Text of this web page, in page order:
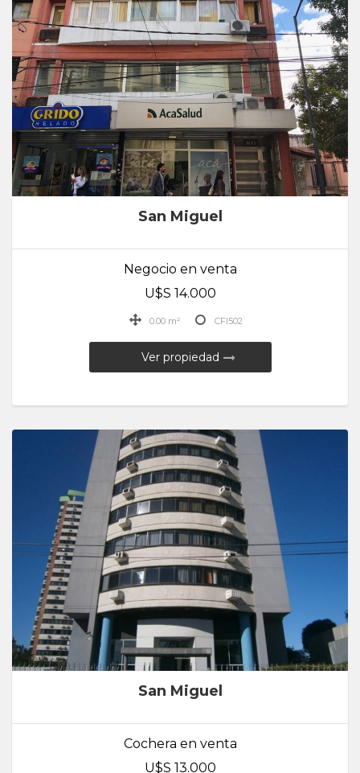
San Miguel
Negocio en venta
U$S 14.000
0.00 m² CFI502
Ver propiedad
San Miguel
Cochera en venta
U$S 13.000